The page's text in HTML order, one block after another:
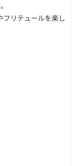
フリテュールを楽し